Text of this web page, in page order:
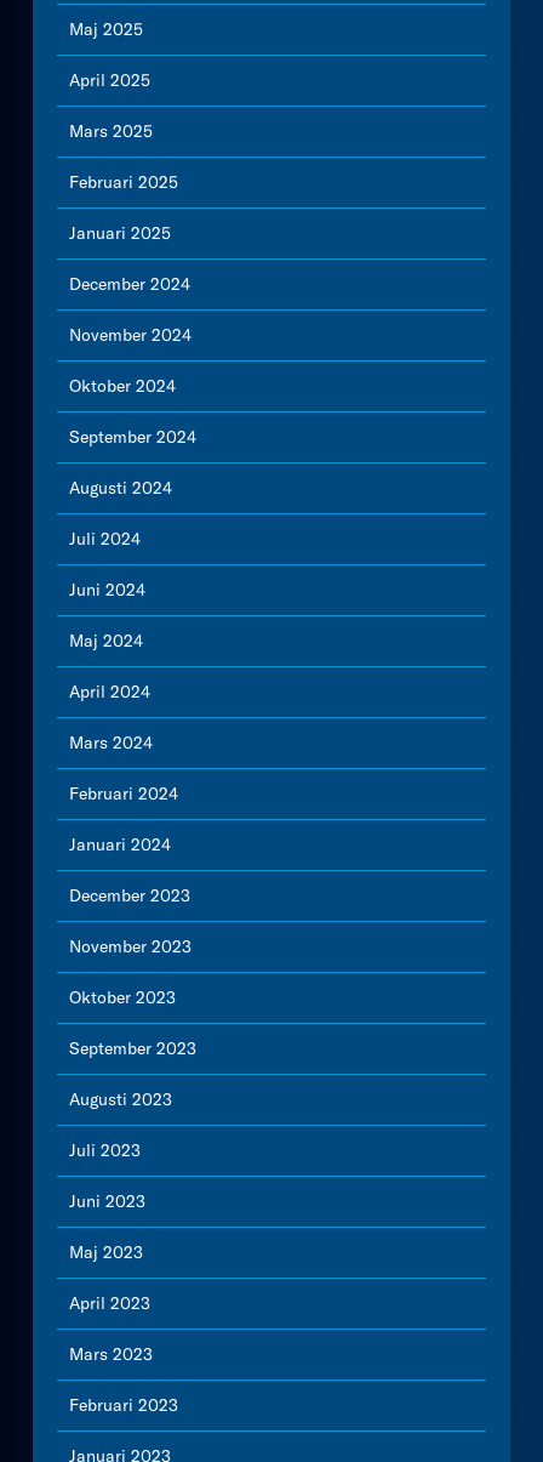
Maj 2025
April 2025
Mars 2025
Februari 2025
Januari 2025
December 2024
November 2024
Oktober 2024
September 2024
Augusti 2024
Juli 2024
Juni 2024
Maj 2024
April 2024
Mars 2024
Februari 2024
Januari 2024
December 2023
November 2023
Oktober 2023
September 2023
Augusti 2023
Juli 2023
Juni 2023
Maj 2023
April 2023
Mars 2023
Februari 2023
Januari 2023